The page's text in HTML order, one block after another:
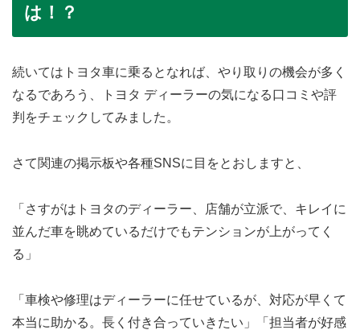
は！？
続いてはトヨタ車に乗るとなれば、やり取りの機会が多く
なるであろう、トヨタ ディーラーの気になる口コミや評
判をチェックしてみました。
さて関連の掲示板や各種SNSに目をとおしますと、
「さすがはトヨタのディーラー、店舗が立派で、キレイに
並んだ車を眺めているだけでもテンションが上がってく
る」
「車検や修理はディーラーに任せているが、対応が早くて
本当に助かる。長く付き合っていきたい」「担当者が好感